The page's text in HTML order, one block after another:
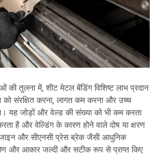
की तुलना में, शीट मेटल बेंडिंग विशिष्ट लाभ प्रदान
संरक्षित करना, लागत कम करना और उच्च
यह जोड़ों और वेल्ड की संख्या को भी कम करता
है और वेल्डिंग के कारण होने वाले दोष या क्षरण
और सीएनसी प्रेस ब्रेक जैसी आधुनिक
और आकार जल्दी और सटीक रूप से प्राप्त किए